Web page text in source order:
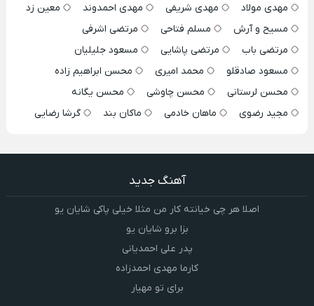
مهدی مولاد
مهدی شریفی مهدی احمدوند
معین زد
مسیح و آرش
مسلم فتاحی
مرتضی اشرفی
مرتضی باب
مرتضی پاشایی
مسعود جلیلیان
مسعود صادقلو
محمد امیری
محسن ابراهیم زاده
محسن لرستانی
محسن چاوشی
محسن یگانه
مجید رضوی
ماهان خادمی ماکان بند گرشا رضایی
آهنگ جدید
اصلا هر چی خیانته کار من مثلا خیلی پاکی شایان یو
بزا برو شایان یو
پدر علی احمدیانی
کارما مهدی احمدزاده
برای تو مهیار